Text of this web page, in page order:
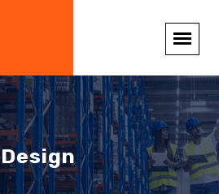
Design